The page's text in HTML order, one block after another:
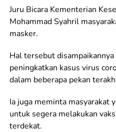
Juru Bicara Kementerian
Mohammad Syahril
masker.
Hal tersebut
peningkatkan kasus virus
dalam beberapa pekan
Ia juga meminta masyarakat
untuk segera melakukan
terdekat.